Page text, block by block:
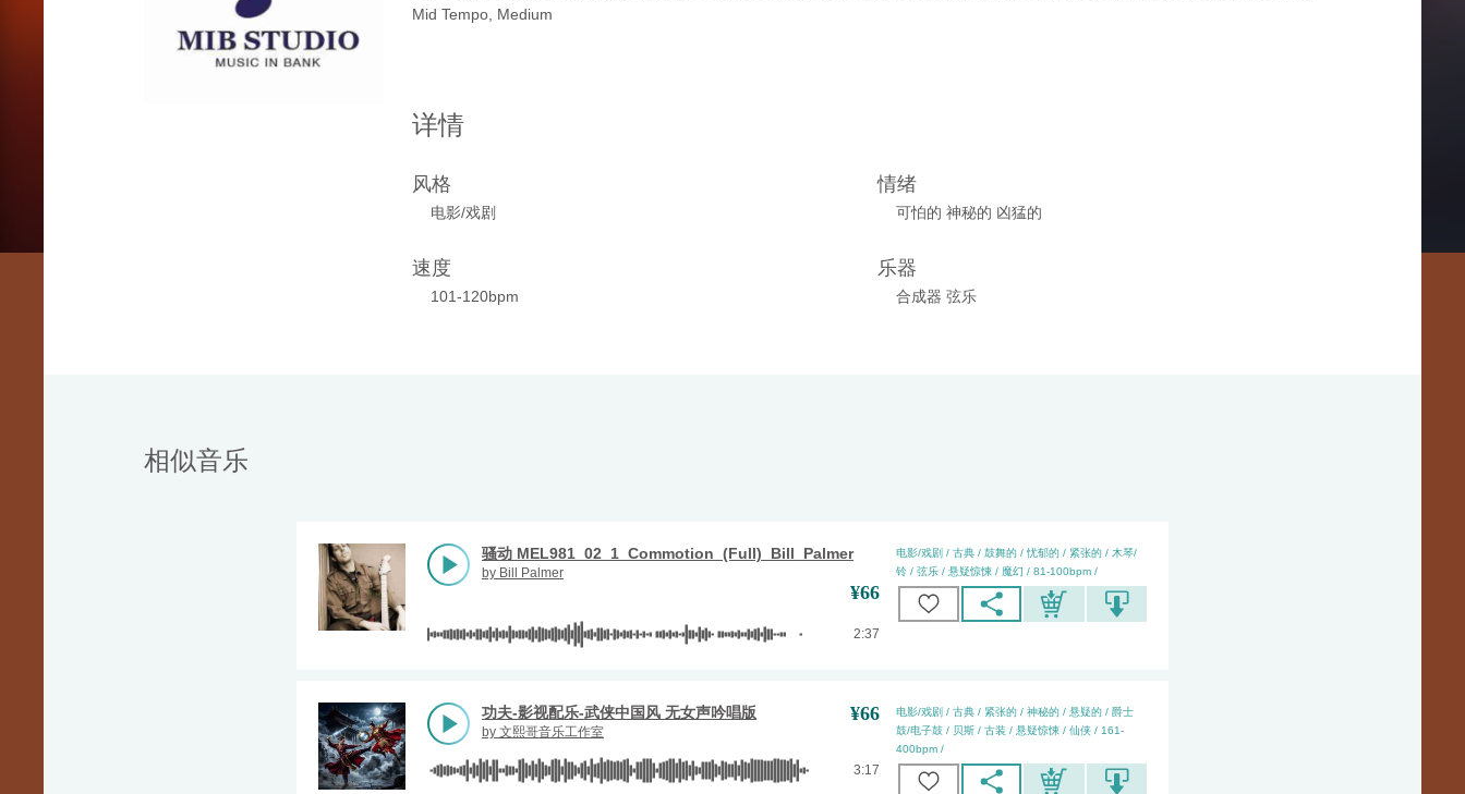
Mid Tempo, Medium
详情
风格
电影/戏剧
情绪
可怕的 神秘的 凶猛的
速度
101-120bpm
乐器
合成器 弦乐
相似音乐
骚动 MEL981_02_1_Commotion_(Full)_Bill_Palmer
by Bill Palmer
¥66
2:37
电影/戏剧 / 古典 / 鼓舞的 / 忧郁的 / 紧张的 / 木琴/
铃 / 弦乐 / 悬疑惊悚 / 魔幻 / 81-100bpm /
功夫-影视配乐-武侠中国风 无女声吟唱版
by 文熙哥音乐工作室
¥66
3:17
电影/戏剧 / 古典 / 紧张的 / 神秘的 / 悬疑的 / 爵士
鼓/电子鼓 / 贝斯 / 古装 / 悬疑惊悚 / 仙侠 / 161-
400bpm /